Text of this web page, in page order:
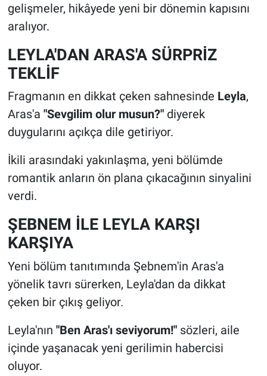
gelişmeler, hikâyede yeni bir dönemin kapısını
aralıyor.
LEYLA'DAN ARAS'A SÜRPRİZ
TEKLİF
Fragmanın en dikkat çeken sahnesinde Leyla,
Aras'a "Sevgilim olur musun?"diyerek
duygularını açıkça dile getiriyor.
İkili arasındaki yakınlaşma, yeni bölümde
romantik anların ön plana çıkacağının sinyalini
verdi.
ŞEBNEM İLE LEYLA KARŞI
KARŞIYA
Yeni bölüm tanıtımında Şebnem'in Aras'a
yönelik tavrı sürerken, Leyla'dan da dikkat
çeken bir çıkış geliyor.
Leyla'nın "Ben Aras'ı seviyorum!"sözleri, aile
içinde yaşanacak yeni gerilimin habercisi
oluyor.